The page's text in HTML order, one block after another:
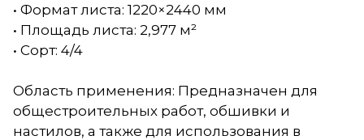
• Формат листа: 1220×2440 мм
• Площадь листа: 2,977 м²
• Сорт: 4/4
Область применения: Предназначен для
общестроительных работ, обшивки и
настилов, а также для использования в